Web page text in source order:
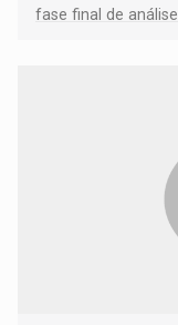
fase final de análise